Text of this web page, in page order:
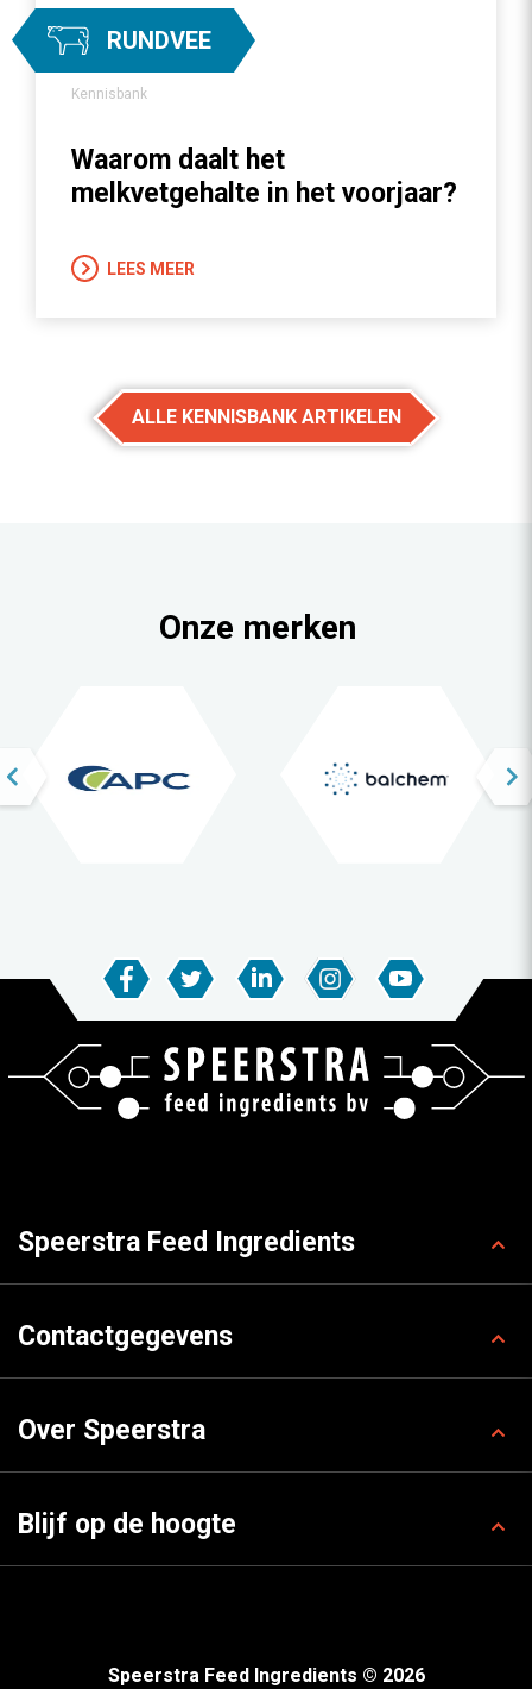
RUNDVEE
Kennisbank
Waarom daalt het
melkvetgehalte in het voorjaar?
LEES MEER
ALLE KENNISBANK ARTIKELEN
Onze merken
Speerstra Feed Ingredients
Contactgegevens
Over Speerstra
Blijf op de hoogte
Speerstra Feed Ingredients © 2026